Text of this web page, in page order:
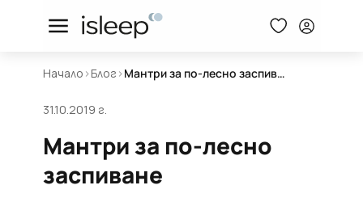
Начало >Блог > Мантри за по-лесно заспиване
31.10.2019 г.
Мантри за по-лесно
заспиване